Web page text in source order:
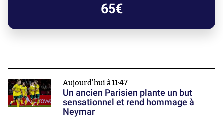
65€
Aujourd'hui à 11:47
Un ancien Parisien plante un but
sensationnel et rend hommage à
Neymar